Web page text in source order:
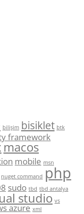
bilişim bisiklet btk
framework
macos
mobile msn
nuget command php
sudo tbd tbd antalya
studio vs
azure xml